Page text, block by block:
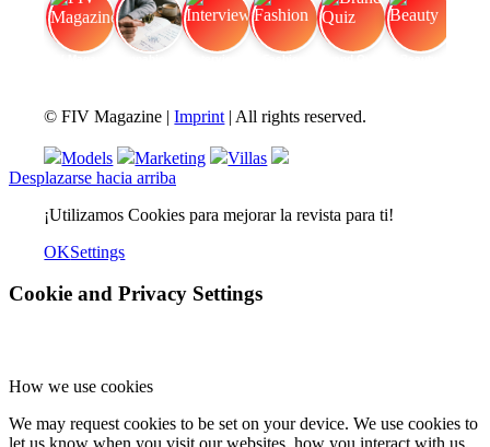
© FIV Magazine |Imprint | All rights reserved.
Models Marketing
Villas
Desplazarse hacia arriba
¡Utilizamos Cookies para mejorar la revista para ti!
OKSettings
Cookie and Privacy Settings
How we use cookies
We may request cookies to be set on your device. We use cookies to
let us know when you visit our websites, how you interact with us,